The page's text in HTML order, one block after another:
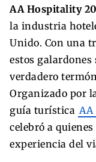
AA Hospitality
la industria
Unido. Con una
estos
verdadero
Organizado por
guía turística
celebró a
experiencia del